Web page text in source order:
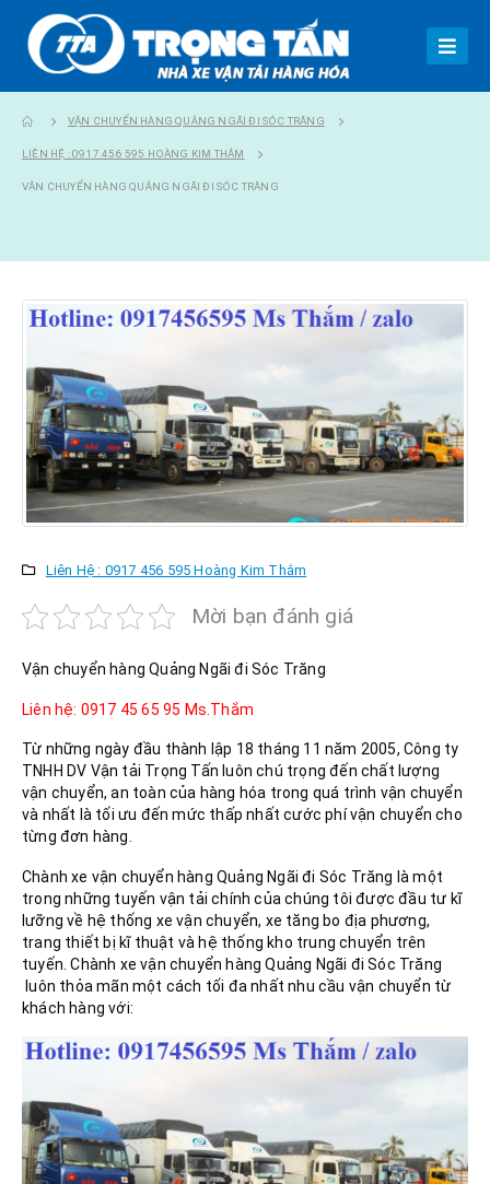
VẬN CHUYỂN HÀNG QUẢNG NGÃI ĐI SÓC TRĂNG
LIÊN HỆ : 0917 456 595 HOÀNG KIM THẮM
VẬN CHUYỂN HÀNG QUẢNG NGÃI ĐI SÓC TRĂNG
Liên Hệ : 0917 456 595 Hoàng Kim Thắm
Mời bạn đánh giá
Vận chuyển hàng Quảng Ngãi đi Sóc Trăng
Liên hệ: 0917 45 65 95 Ms.Thắm
Từ những ngày đầu thành lập 18 tháng 11 năm 2005, Công ty
TNHH DV Vận tải Trọng Tấn luôn chú trọng đến chất lượng
vận chuyển, an toàn của hàng hóa trong quá trình vận chuyển
và nhất là tối ưu đến mức thấp nhất cước phí vận chuyển cho
từng đơn hàng.
Chành xe vận chuyển hàng Quảng Ngãi đi Sóc Trăng là một
trong những tuyến vận tải chính của chúng tôi được đầu tư kĩ
lưỡng về hệ thống xe vận chuyển, xe tăng bo địa phương,
trang thiết bị kĩ thuật và hệ thống kho trung chuyển trên
tuyến. Chành xe vận chuyển hàng Quảng Ngãi đi Sóc Trăng
luôn thỏa mãn một cách tối đa nhất nhu cầu vận chuyển từ
khách hàng với: